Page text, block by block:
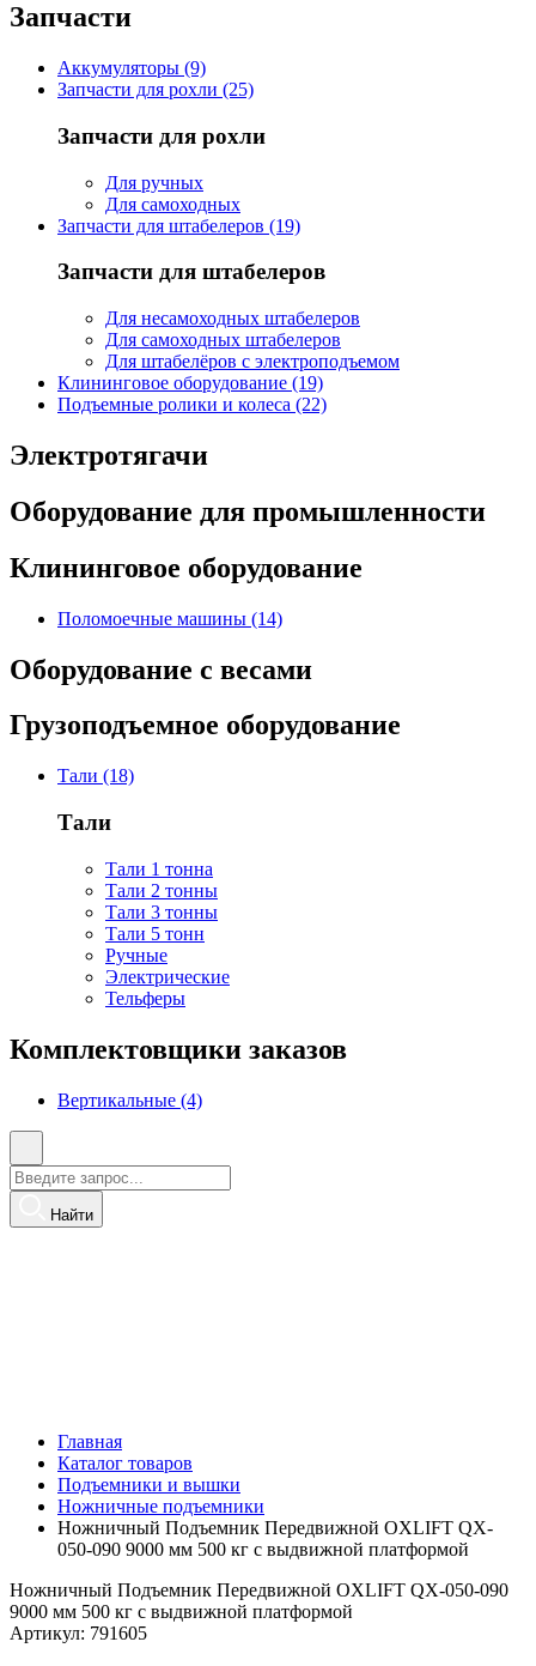
Запчасти
Аккумуляторы (9)
Запчасти для рохли (25)
Запчасти для рохли
Для ручных
Для самоходных
Запчасти для штабелеров (19)
Запчасти для штабелеров
Для несамоходных штабелеров
Для самоходных штабелеров
Для штабелёров с электроподъемом
Клининговое оборудование (19)
Подъемные ролики и колеса (22)
Электротягачи
Оборудование для промышленности
Клининговое оборудование
Поломоечные машины (14)
Оборудование с весами
Грузоподъемное оборудование
Тали (18)
Тали
Тали 1 тонна
Тали 2 тонны
Тали 3 тонны
Тали 5 тонн
Ручные
Электрические
Тельферы
Комплектовщики заказов
Вертикальные (4)
Найти
Главная
Каталог товаров
Подъемники и вышки
Ножничные подъемники
Ножничный Подъемник Передвижной OXLIFT QX-
050-090 9000 мм 500 кг с выдвижной платформой
Ножничный Подъемник Передвижной OXLIFT QX-050-090
9000 мм 500 кг с выдвижной платформой
Артикул: 791605